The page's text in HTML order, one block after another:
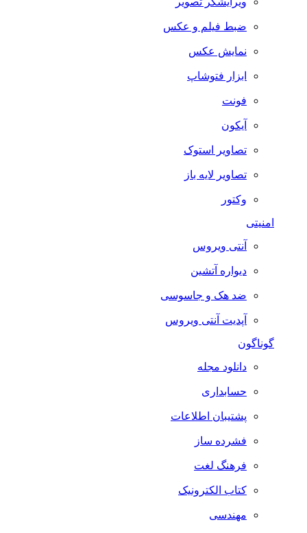
ضبط فيلم و عكس
نمایش عکس
ابزار فتوشاپ
فونت
آیکون
تصاویر استوک
تصاویر لایه باز
وکتور
امنیتی
آنتی ویروس
دیواره آتشین
ضد هک و جاسوسی
آپدیت آنتی ویروس
گوناگون
دانلود مجله
حسابداری
پشتیبان اطلاعات
فشرده ساز
فرهنگ لغت
کتاب الکترونیک
مهندسی